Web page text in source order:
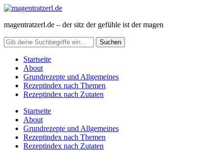
magentratzerl.de – der sitz der gefühle ist der magen
Startseite
About
Grundrezepte und Allgemeines
Rezeptindex nach Themen
Rezeptindex nach Zutaten
Startseite
About
Grundrezepte und Allgemeines
Rezeptindex nach Themen
Rezeptindex nach Zutaten